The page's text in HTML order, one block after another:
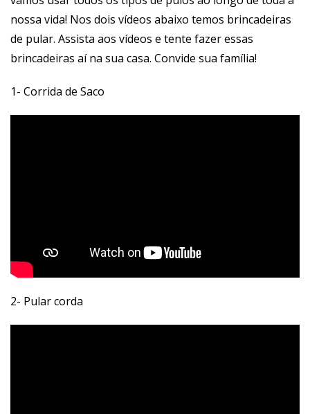
nossa vida! Nos dois vídeos abaixo temos brincadeiras
de pular. Assista aos vídeos e tente fazer essas
brincadeiras aí na sua casa. Convide sua família!
1- Corrida de Saco
2- Pular corda